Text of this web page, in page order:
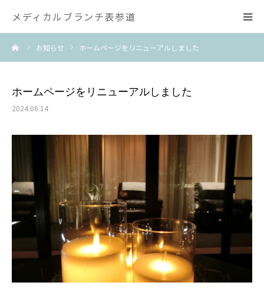
メディカルブランチ表参道
お知らせ ホームページをリニューアルしました
ホームページをリニューアルしました
2024.06.14
医院紹介
English
中文